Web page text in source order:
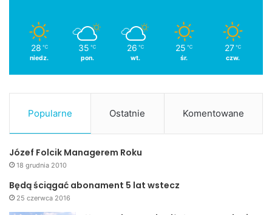
28 ℃
niedz.
35 ℃
pon.
26 ℃
wt.
25 ℃
śr.
27 ℃
czw.
Popularne Ostatnie Komentowane
Józef Folcik Managerem Roku
18 grudnia 2010
Będą ściągać abonament 5 lat wstecz
25 czerwca 2016